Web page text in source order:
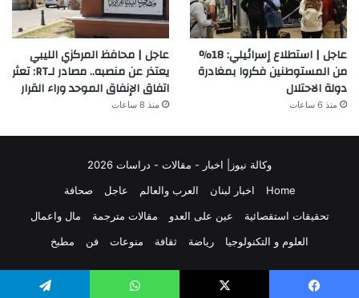
عاجل | استطلاع إسرائيلي: 18%
من المستوطنين فكروا بمغادرة
دولة الاحتلال
منذ 6 ساعات
عاجل | محافظ المركزي الليبي
يعتذر عن منصبه.. مصادر لـRT: تعثر
اتفاق الإنفاق الموحد وراء القرار
منذ 8 ساعات
وكالة نيوز| اخبار - مقالات - دراسات 2026
Home
اخبار لبنان العرب والعالم عاجل
صحافة
تحقيقات استقصائية
عين على العدو مقالات مترجمة
مال واعمال
العلوم و التكنولوجيا
رياضة ثقافة منوعات فن مطبخ